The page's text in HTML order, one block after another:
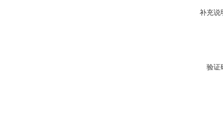
补充说
验证